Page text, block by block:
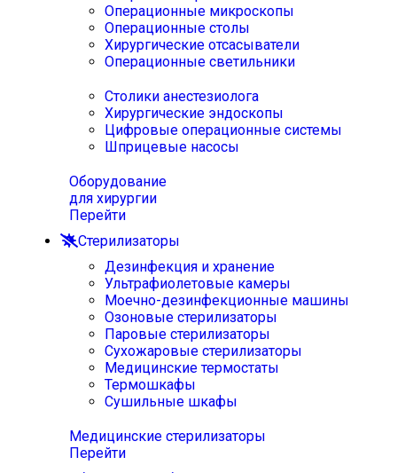
Операционные микроскопы
Операционные столы
Хирургические отсасыватели
Операционные светильники
Столики анестезиолога
Хирургические эндоскопы
Цифровые операционные системы
Шприцевые насосы
Оборудование
для хирургии
Перейти
Стерилизаторы
Дезинфекция и хранение
Ультрафиолетовые камеры
Моечно-дезинфекционные машины
Озоновые стерилизаторы
Паровые стерилизаторы
Сухожаровые стерилизаторы
Медицинские термостаты
Термошкафы
Сушильные шкафы
Медицинские стерилизаторы
Перейти